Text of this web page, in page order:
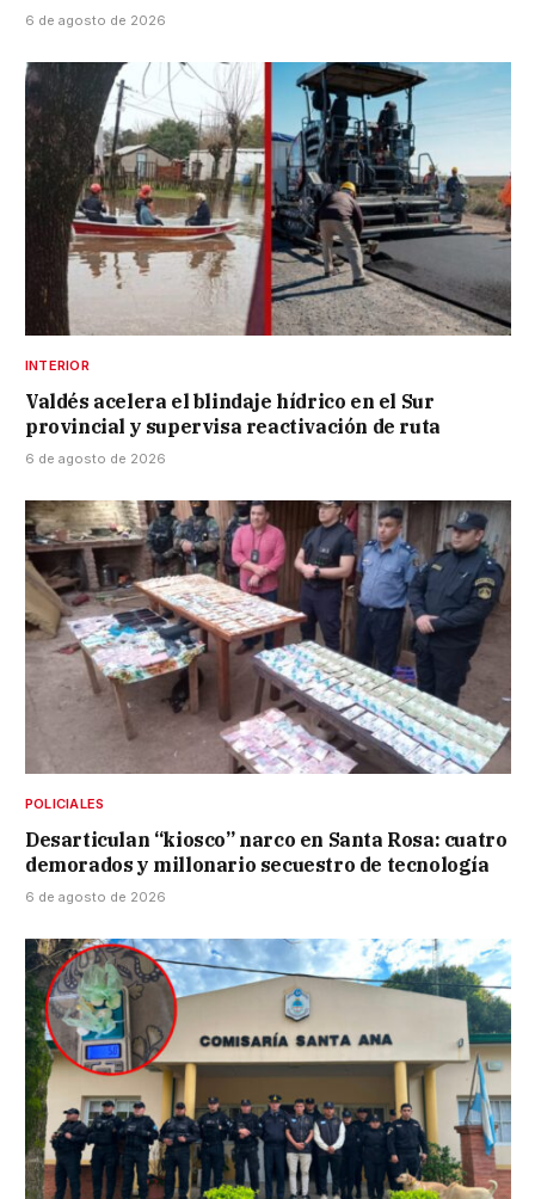
6 de agosto de 2026
INTERIOR
Valdés acelera el blindaje hídrico en el Sur
provincial y supervisa reactivación de ruta
6 de agosto de 2026
POLICIALES
Desarticulan “kiosco” narco en Santa Rosa: cuatro
demorados y millonario secuestro de tecnología
6 de agosto de 2026